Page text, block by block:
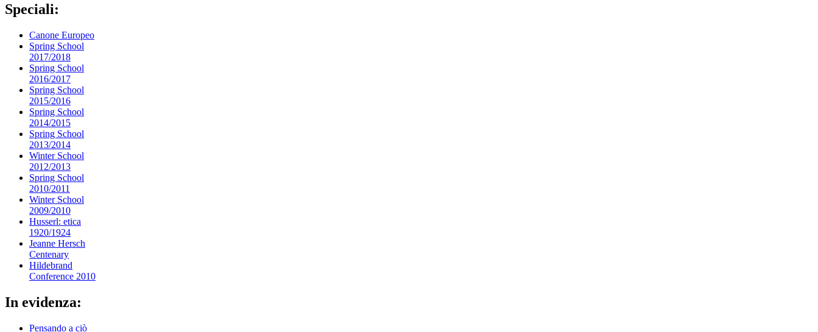
Speciali:
Canone Europeo
Spring School
2017/2018
Spring School
2016/2017
Spring School
2015/2016
Spring School
2014/2015
Spring School
2013/2014
Winter School
2012/2013
Spring School
2010/2011
Winter School
2009/2010
Husserl: etica
1920/1924
Jeanne Hersch
Centenary
Hildebrand
Conference 2010
In evidenza:
Pensando a ciò